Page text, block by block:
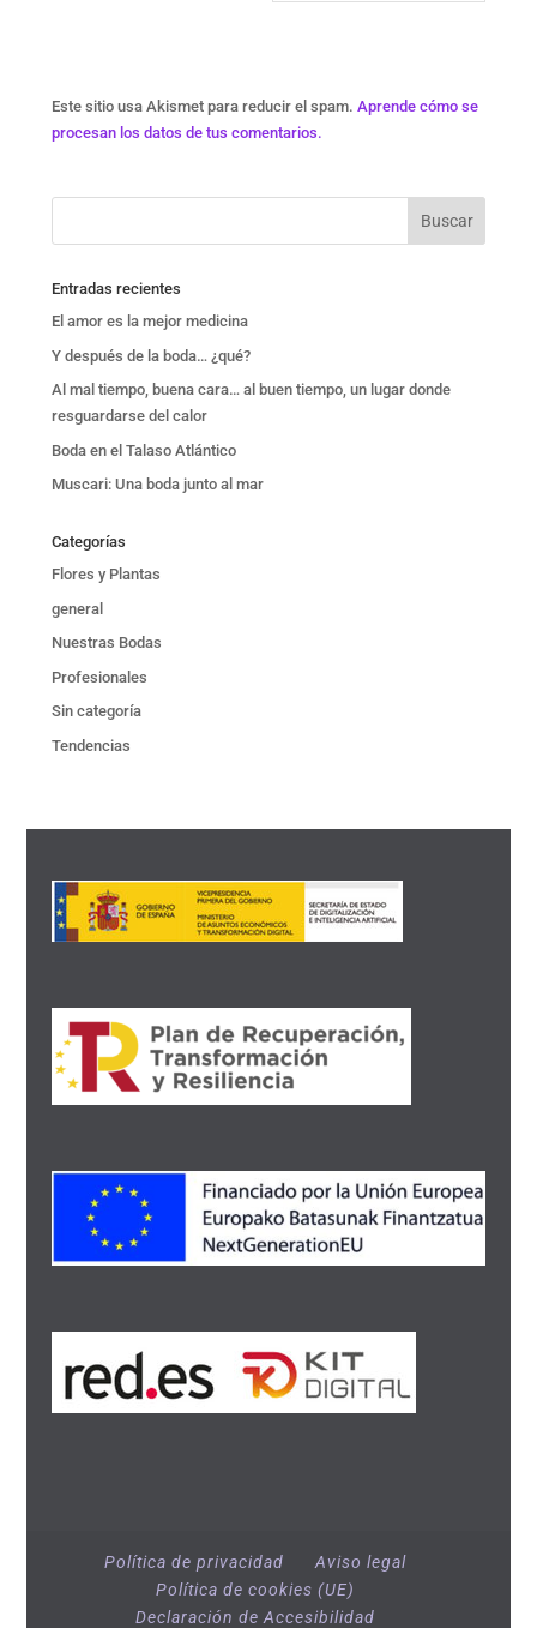
Este sitio usa Akismet para reducir el spam. Aprende cómo se
procesan los datos de tus comentarios.
Entradas recientes
El amor es la mejor medicina
Y después de la boda… ¿qué?
Al mal tiempo, buena cara… al buen tiempo, un lugar donde
resguardarse del calor
Boda en el Talaso Atlántico
Muscari: Una boda junto al mar
Categorías
Flores y Plantas
general
Nuestras Bodas
Profesionales
Sin categoría
Tendencias
Política de privacidad
Aviso legal
Política de cookies (UE)
Declaración de Accesibilidad